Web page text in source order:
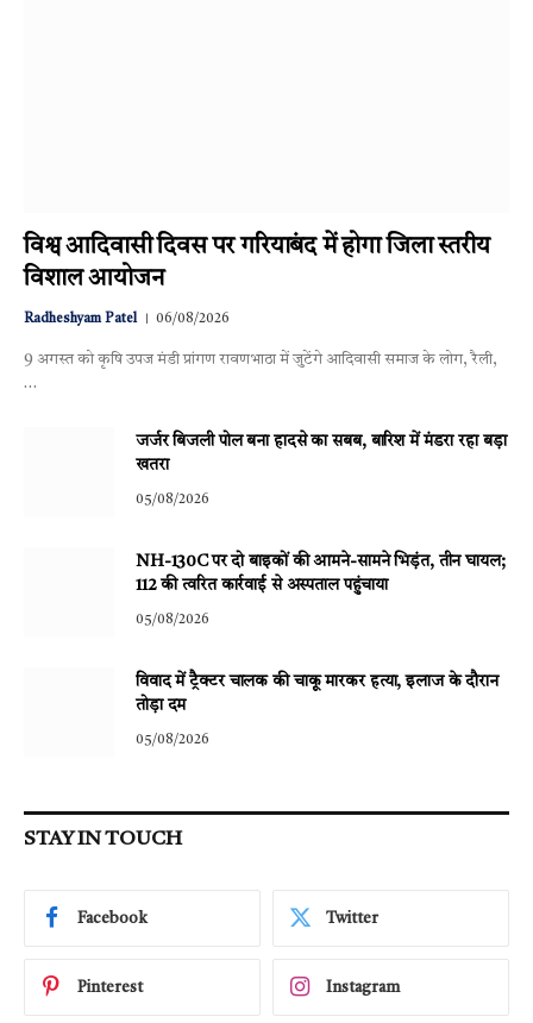
विश्व आदिवासी दिवस पर गरियाबंद में होगा जिला स्तरीय
विशाल आयोजन
Radheshyam Patel 06/08/2026
9 अगस्त को कृषि उपज मंडी प्रांगण रावणभाठा में जुटेंगे आदिवासी समाज के लोग, रैली,
…
जर्जर बिजली पोल बना हादसे का सबब, बारिश में मंडरा रहा बड़ा
खतरा
05/08/2026
NH-130C पर दो बाइकों की आमने-सामने भिड़ंत, तीन घायल;
112 की त्वरित कार्रवाई से अस्पताल पहुंचाया
05/08/2026
विवाद में ट्रैक्टर चालक की चाकू मारकर हत्या, इलाज के दौरान
तोड़ा दम
05/08/2026
STAY IN TOUCH
Facebook Twitter
Pinterest Instagram